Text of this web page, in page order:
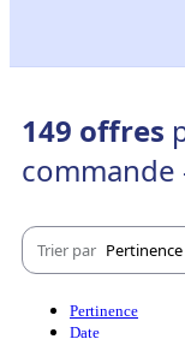
149 offres
commande
Trier par Pertinence
Pertinence
Date